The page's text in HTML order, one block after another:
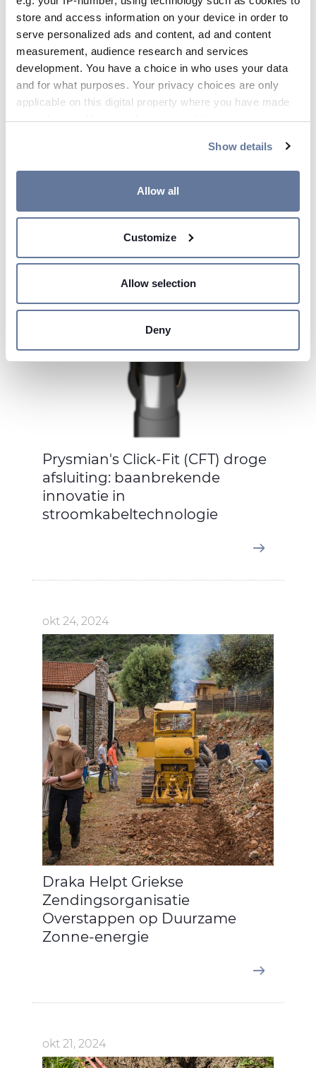
store and access information on your device in order to
serve personalized ads and content, ad and content
measurement, audience research and services
development. You have a choice in who uses your data
and for what purposes. Your privacy choices are only
applicable on this digital property where you have made
your choices. You can change or withdraw your consent
If you allow, we would also like to:
location which can be accurate to within several
Identify your device by actively scanning it for
and set your preferences in thedetails section.
provide social media features and to analyse our traffic.
We also share information about your use of our site with
our social media, advertising and analytics partners who
may combine it with other information that you’ve
Show details
Allow all
Customize
Allow selection
Deny
nov 06, 2024
Prysmian's Click-Fit (CFT) droge
afsluiting: baanbrekende
innovatie in
stroomkabeltechnologie
okt 24, 2024
Draka Helpt Griekse
Zendingsorganisatie
Overstappen op Duurzame
Zonne-energie
okt 21, 2024